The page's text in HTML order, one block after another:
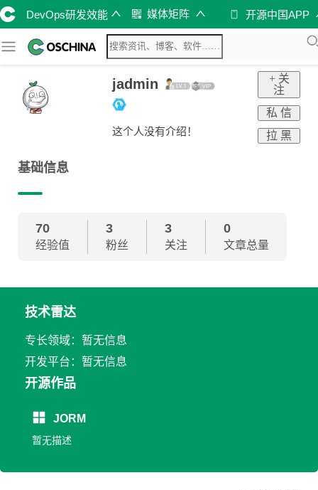
DevOps研发效能 媒体矩阵 开源中国APP
jadmin
这个人没有介绍！
+ 关
注
私 信
拉 黑
基础信息
70
经验值
3
粉丝
3
关注
0
文章总量
技术雷达
专长领域：暂无信息
开发平台：暂无信息
开源作品
JORM
暂无描述